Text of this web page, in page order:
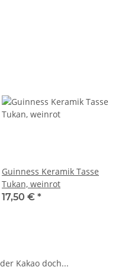
Guinness Keramik Tasse
Tukan, weinrot
17,50 € *